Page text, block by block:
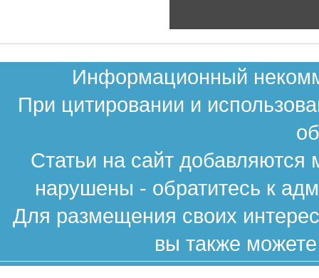
Информационный
При цитировании и
Статьи на сайт
нарушены - обратитесь к
Для размещения своих
вы также